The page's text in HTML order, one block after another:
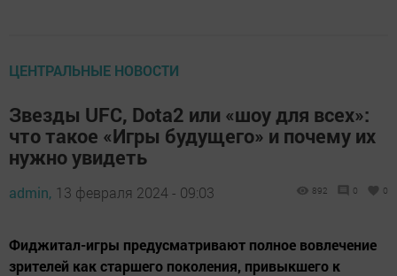
ЦЕНТРАЛЬНЫЕ НОВОСТИ
Звезды UFC, Dota2 или «шоу для всех»:
что такое «Игры будущего» и почему их
нужно увидеть
admin, 13 февраля 2024 - 09:03 892 0 0
Фиджитал-игры предусматривают полное вовлечение
зрителей как старшего поколения, привыкшего к